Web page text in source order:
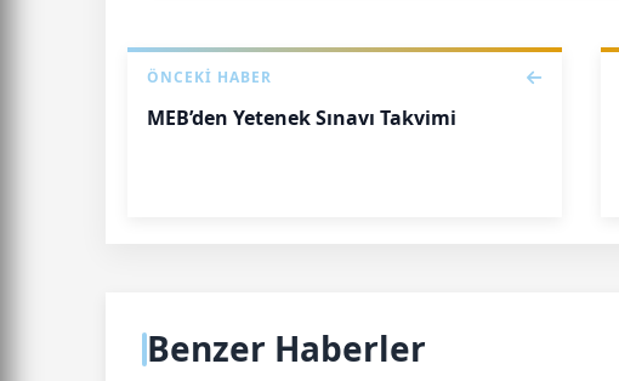
ÖNCEKI HABER
MEB’den Yetenek Sınavı Takvimi
Benzer Haberler